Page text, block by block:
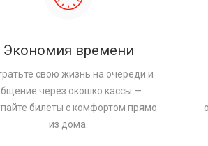
Экономия времени
свою жизнь на очереди и
через окошко кассы —
билеты с комфортом прямо
из дома.